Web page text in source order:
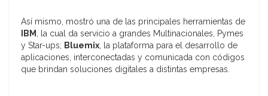
Así mismo, mostró una de las principales herramientas de
IBM , la cual da servicio a grandes Multinacionales, Pymes
y Star-ups; Bluemix, la plataforma para el desarrollo de
aplicaciones, interconectadas y comunicada con códigos
que brindan soluciones digitales a distintas empresas.